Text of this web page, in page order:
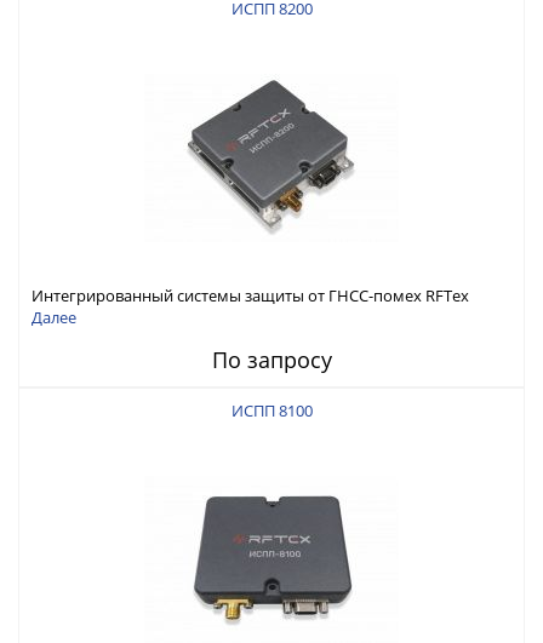
ИСПП 8200
Интегрированный системы защиты от ГНСС-помех RFТех
ИСПП 8200
Далее
По запросу
ИСПП 8100